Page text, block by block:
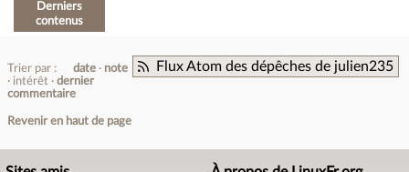
Derniers
contenus
Flux Atom des dépêches de julien235
Trier par : date
note
intérêt
dernier
commentaire
Revenir en haut de page